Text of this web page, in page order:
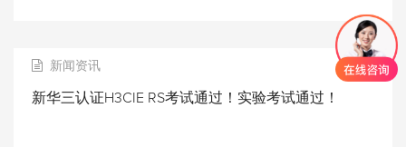
新闻资讯
新华三认证H3CIE RS考试通过！实验考试通过！